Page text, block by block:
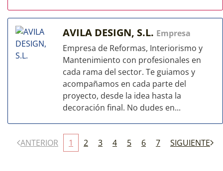
AVILA DESIGN, S.L. Empresa
Empresa de Reformas, Interiorismo y
Mantenimiento con profesionales en
cada rama del sector. Te guiamos y
acompañamos en cada parte del
proyecto, desde la idea hasta la
decoración final. No dudes en...
ANTERIOR 1 2 3 4 5 6 7 SIGUIENTE